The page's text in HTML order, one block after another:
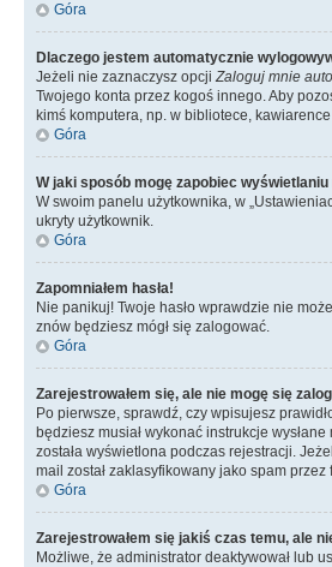
Góra
Dlaczego jestem automatycznie
Jeżeli nie zaznaczysz opcjiZaloguj mnie
Twojego konta przez kogoś innego. Aby
kimś komputera, np. w bibliotece,
Góra
W jaki sposób mogę zapobiec
W swoim panelu użytkownika, w
ukryty użytkownik.
Góra
Zapomniałem hasła!
Nie panikuj! Twoje hasło wprawdzie nie
znów będziesz mógł się zalogować.
Góra
Zarejestrowałem się, ale nie mogę się
Po pierwsze, sprawdź, czy wpisujesz
będziesz musiał wykonać instrukcje
została wyświetlona podczas rejestracji.
mail został zaklasyfikowany jako spam
Góra
Zarejestrowałem się jakiś czas temu, ale
Możliwe, że administrator deaktywował lub